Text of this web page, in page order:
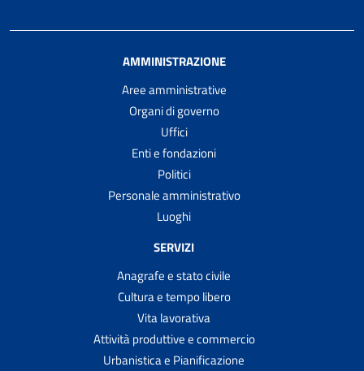
AMMINISTRAZIONE
Aree amministrative
Organi di governo
Uffici
Enti e fondazioni
Politici
Personale amministrativo
Luoghi
SERVIZI
Anagrafe e stato civile
Cultura e tempo libero
Vita lavorativa
Attività produttive e commercio
Urbanistica e Pianificazione